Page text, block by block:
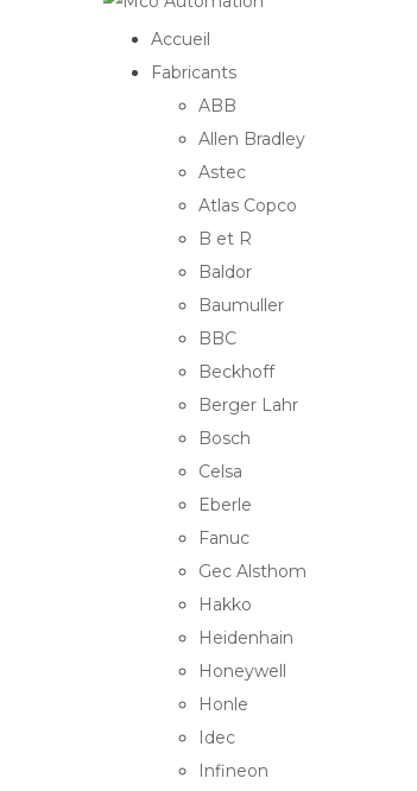
Accueil
Fabricants
ABB
Allen Bradley
Astec
Atlas Copco
B et R
Baldor
Baumuller
BBC
Beckhoff
Berger Lahr
Bosch
Celsa
Eberle
Fanuc
Gec Alsthom
Hakko
Heidenhain
Honeywell
Honle
Idec
Infineon